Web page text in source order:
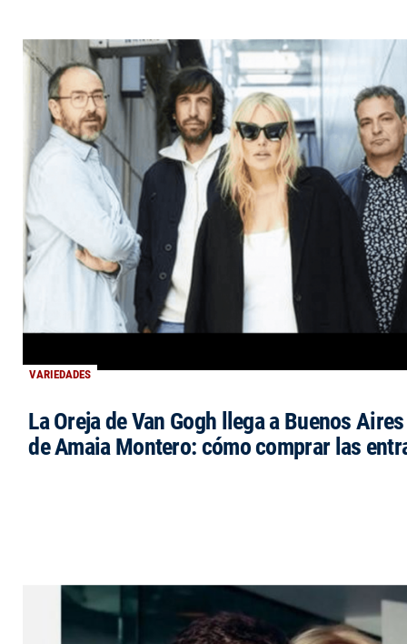
VARIEDADES
La Oreja de Van Gogh llega a Buenos
de Amaia Montero: cómo comprar las